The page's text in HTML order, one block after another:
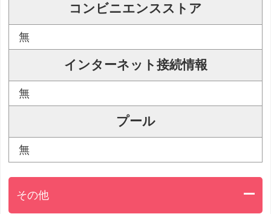
コンビニエンスストア
無
インターネット接続情報
無
プール
無
その他